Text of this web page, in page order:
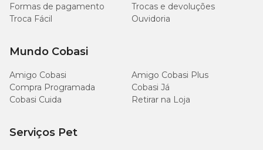
Formas de pagamento
Trocas e devoluções
Troca Fácil
Ouvidoria
Mundo Cobasi
Amigo Cobasi
Amigo Cobasi Plus
Compra Programada
Cobasi Já
Cobasi Cuida
Retirar na Loja
Serviços Pet